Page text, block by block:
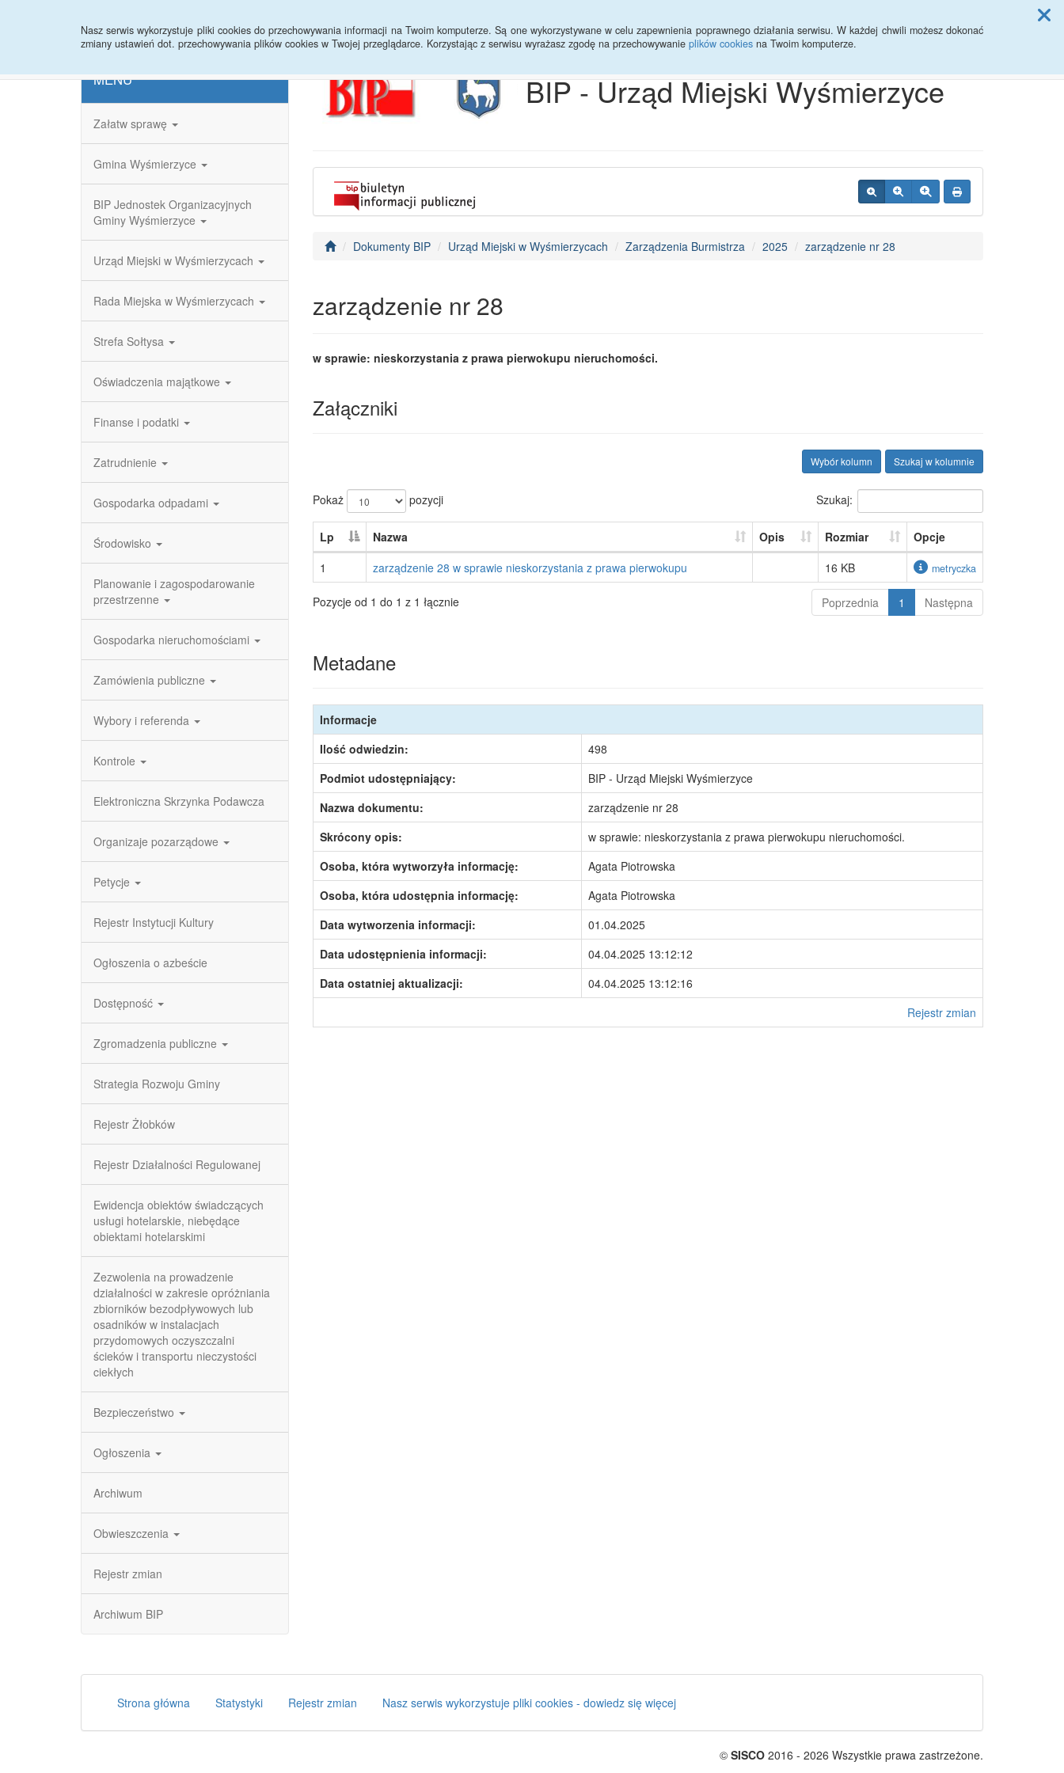
Nasz serwis wykorzystuje pliki cookies do przechowywania informacji na Twoim komputerze. Są one wykorzystywane w celu zapewnienia poprawnego działania serwisu. W każdej chwili możesz dokonać
zmiany ustawień dot. przechowywania plików cookies w Twojej przeglądarce. Korzystając z serwisu wyrażasz zgodę na przechowywanie plików cookies na Twoim komputerze.
Przycisk wyszukaj duży
MENU
Załatw sprawę
Gmina Wyśmierzyce
BIP Jednostek Organizacyjnych
Gminy Wyśmierzyce
Urząd Miejski w Wyśmierzycach
Rada Miejska w Wyśmierzycach
Strefa Sołtysa
Oświadczenia majątkowe
Finanse i podatki
Zatrudnienie
Gospodarka odpadami
Środowisko
Planowanie i zagospodarowanie
przestrzenne
Gospodarka nieruchomościami
Zamówienia publiczne
Wybory i referenda
Kontrole
Elektroniczna Skrzynka Podawcza
Organizaje pozarządowe
Petycje
Rejestr Instytucji Kultury
Ogłoszenia o azbeście
Dostępność
Zgromadzenia publiczne
Strategia Rozwoju Gminy
Rejestr Żłobków
Rejestr Działalności Regulowanej
Ewidencja obiektów świadczących
usługi hotelarskie, niebędące
obiektami hotelarskimi
Zezwolenia na prowadzenie
działalności w zakresie opróżniania
zbiorników bezodpływowych lub
osadników w instalacjach
przydomowych oczyszczalni
ścieków i transportu nieczystości
ciekłych
Bezpieczeństwo
Ogłoszenia
Archiwum
Obwieszczenia
Rejestr zmian
Archiwum BIP
BIP - Urząd Miejski Wyśmierzyce
Dokumenty BIP Urząd Miejski w Wyśmierzycach Zarządzenia Burmistrza 2025 zarządzenie nr 28
zarządzenie nr 28
w sprawie: nieskorzystania z prawa pierwokupu nieruchomości.
Załączniki
Szukaj w kolumnie
Wybór kolumn
Pokaż pozycji Szukaj:
Lp Nazwa Opis Rozmiar
Opcje
1
zarządzenie 28 w sprawie nieskorzystania z prawa pierwokupu 16 KB metryczka
Pozycje od 1 do 1 z 1 łącznie Poprzednia 1 Następna
Metadane
Informacje
Ilość odwiedzin:
498
Podmiot udostępniający:
BIP - Urząd Miejski Wyśmierzyce
Nazwa dokumentu:
zarządzenie nr 28
Skrócony opis:
w sprawie: nieskorzystania z prawa pierwokupu nieruchomości.
Osoba, która wytworzyła informację:
Agata Piotrowska
Osoba, która udostępnia informację:
Agata Piotrowska
Data wytworzenia informacji:
01.04.2025
Data udostępnienia informacji:
04.04.2025 13:12:12
Data ostatniej aktualizacji:
04.04.2025 13:12:16
Rejestr zmian
Strona główna Statystyki Rejestr zmian Nasz serwis wykorzystuje pliki cookies - dowiedz się więcej
© SISCO 2016 - 2026 Wszystkie prawa zastrzeżone.